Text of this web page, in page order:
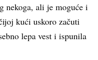
nekoga, ali je moguće i
kući uskoro začuti
lepa vest i ispunila